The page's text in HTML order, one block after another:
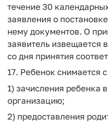
течение 30
заявления о
нему документов. О
заявитель извещается
со дня принятия
17. Ребенок снимается
1) зачисления ребенка
организацию;
2) предоставления